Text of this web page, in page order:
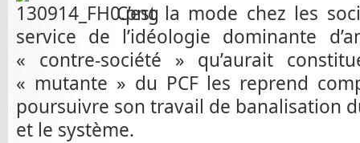
C’est la mode chez les
service de l’idéologie dominante
« contre-société » qu’aurait
« mutante » du PCF les reprend
poursuivre son travail de banalisation
et le système.